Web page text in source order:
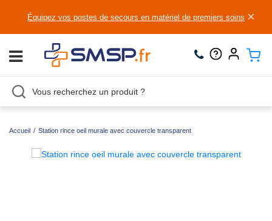
Équipez vos postes de secours en matériel de premiers soins ×
Accueil / Station rince oeil murale avec couvercle transparent